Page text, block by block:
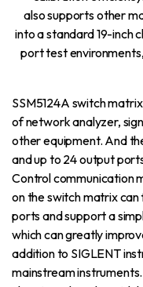
also supports other
into a standard 19-inch
port test
SSM5124A switch
of network analyzer,
other equipment. And
and up to 24 output
Control communication
on the switch matrix
ports and support a
which can greatly
addition to SIGLENT
mainstream